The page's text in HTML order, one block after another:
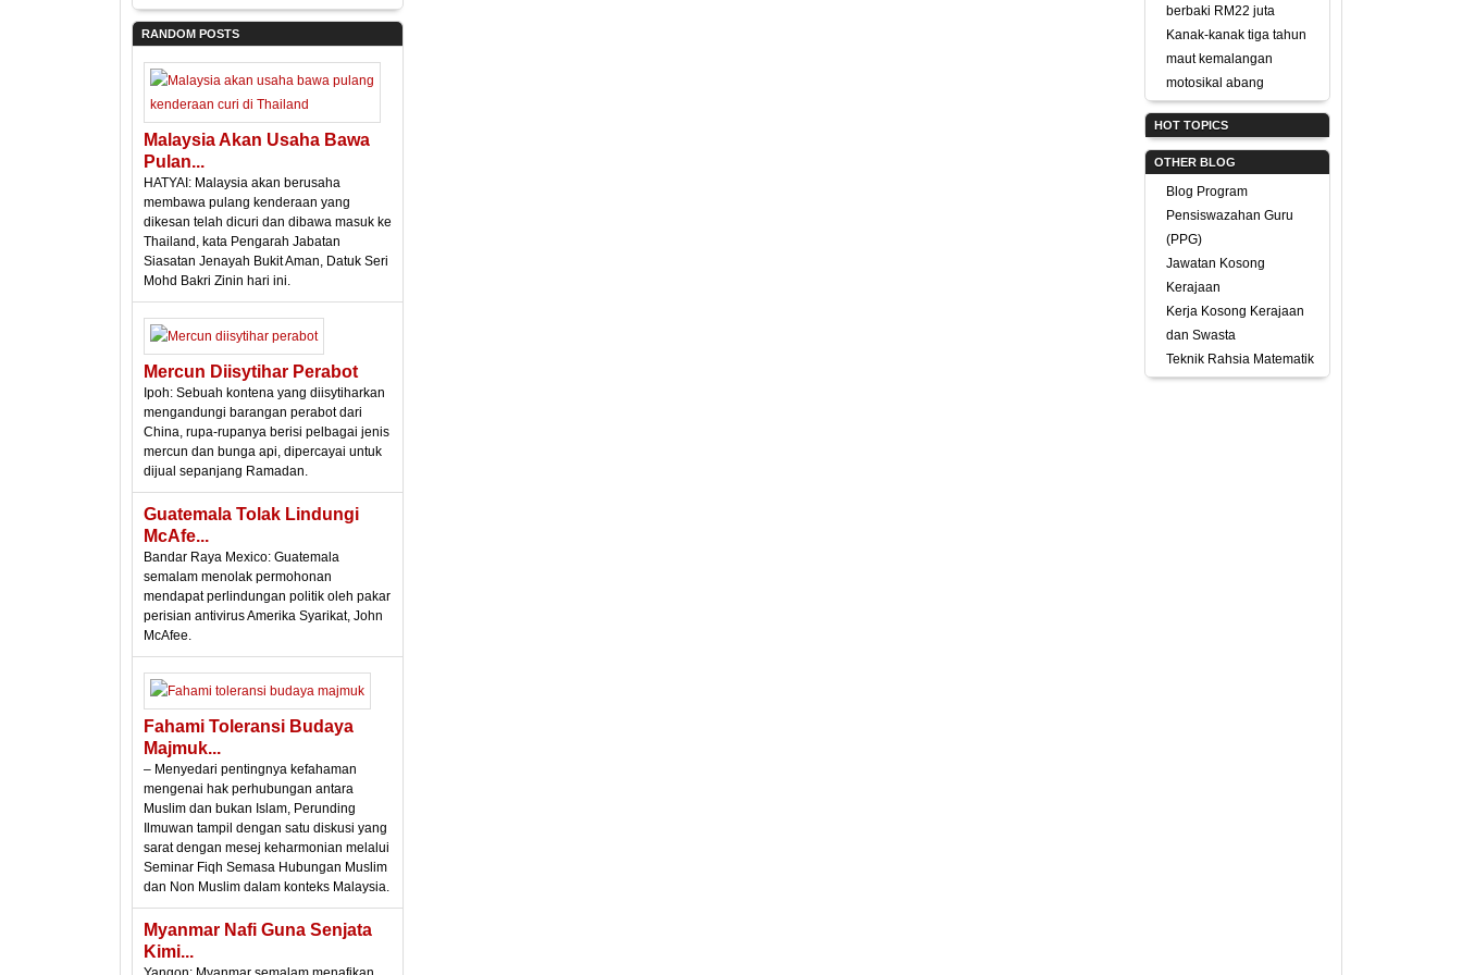
RANDOM POSTS
Malaysia Akan Usaha Bawa
Pulan...
HATYAI: Malaysia akan berusaha
membawa pulang kenderaan yang
dikesan telah dicuri dan dibawa masuk ke
Thailand, kata Pengarah Jabatan
Siasatan Jenayah Bukit Aman, Datuk Seri
Mohd Bakri Zinin hari ini.
Mercun Diisytihar Perabot
Ipoh: Sebuah kontena yang diisytiharkan
mengandungi barangan perabot dari
China, rupa-rupanya berisi pelbagai jenis
mercun dan bunga api, dipercayai untuk
dijual sepanjang Ramadan.
Guatemala Tolak Lindungi
McAfe...
Bandar Raya Mexico: Guatemala
semalam menolak permohonan
mendapat perlindungan politik oleh pakar
perisian antivirus Amerika Syarikat, John
McAfee.
Fahami Toleransi Budaya
Majmuk...
– Menyedari pentingnya kefahaman
mengenai hak perhubungan antara
Muslim dan bukan Islam, Perunding
Ilmuwan tampil dengan satu diskusi yang
sarat dengan mesej keharmonian melalui
Seminar Fiqh Semasa Hubungan Muslim
dan Non Muslim dalam konteks Malaysia.
Myanmar Nafi Guna Senjata
Kimi...
berbaki RM22 juta
Kanak-kanak tiga tahun
maut kemalangan
motosikal abang
HOT TOPICS
OTHER BLOG
Blog Program
Pensiswazahan Guru
(PPG)
Jawatan Kosong
Kerajaan
Kerja Kosong Kerajaan
dan Swasta
Teknik Rahsia Matematik